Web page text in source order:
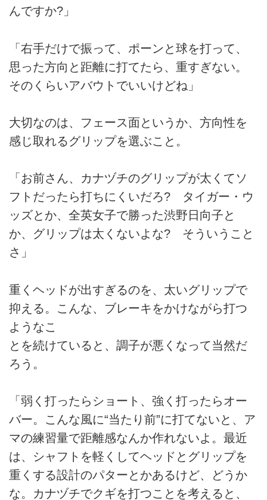
んですか?」
「右手だけで振って、ポーンと球を打って、
思った方向と距離に打てたら、重すぎない。
そのくらいアバウトでいいけどね」
大切なのは、フェース面というか、方向性を
感じ取れるグリップを選ぶこと。
「お前さん、カナヅチのグリップが太くてソ
フトだったら打ちにくいだろ? タイガー・ウ
ッズとか、全英女子で勝った渋野日向子と
か、グリップは太くないよな? そういうこと
さ」
重くヘッドが出すぎるのを、太いグリップで
抑える。こんな、ブレーキをかけながら打つ
ようなこ
とを続けていると、調子が悪くなって当然だ
ろう。
「弱く打ったらショート、強く打ったらオー
バー。こんな風に“当たり前”に打てないと、ア
マの練習量で距離感なんか作れないよ。最近
は、シャフトを軽くしてヘッドとグリップを
重くする設計のパターとかあるけど、どうか
な。カナヅチでクギを打つことを考えると、